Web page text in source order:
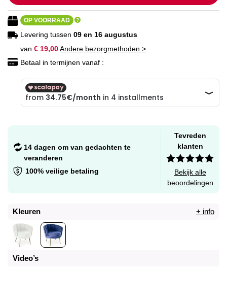
gallerij
gallerij
OP VOORRAAD
Levering tussen 09 en 16 augustus
van € 19,00Andere bezorgmethoden >
Betaal in termijnen vanaf :
14 dagen om van gedachten te
veranderen
100% veilige betaling
Tevreden
klanten
Bekijk alle
beoordelingen
Kleuren + info
Video’s